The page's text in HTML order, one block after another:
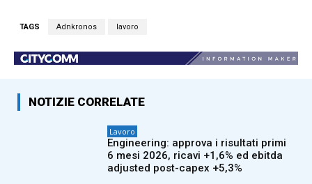
TAGS Adnkronos lavoro
NOTIZIE CORRELATE
Lavoro
Engineering: approva i risultati primi
6 mesi 2026, ricavi +1,6% ed ebitda
adjusted post-capex +5,3%